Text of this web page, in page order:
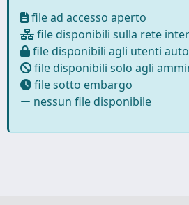
file ad accesso aperto
file disponibili sulla rete
file disponibili agli utenti
file disponibili solo agli
file sotto embargo
nessun file disponibile